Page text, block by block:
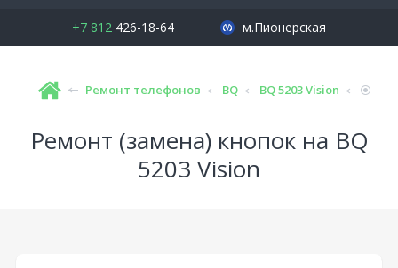
+7 812426-18-64 м.Пионерская
Ремонт телефонов BQ BQ 5203 Vision
Ремонт (замена) кнопок на BQ
5203 Vision